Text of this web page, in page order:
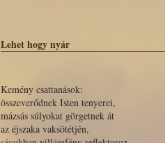
Lehet hogy nyár
Kemény csattanások:
összeverődnek Isten tenyerei,
mázsás súlyokat görgetnek át
az éjszaka vaksötétjén,